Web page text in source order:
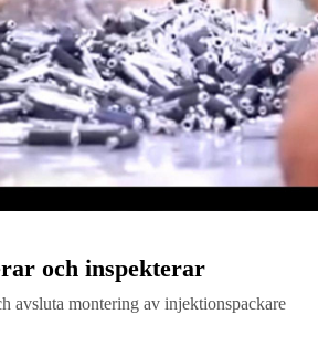
och inspekterar
avsluta montering av injektionspackare